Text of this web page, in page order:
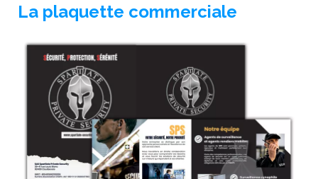
La plaquette commerciale